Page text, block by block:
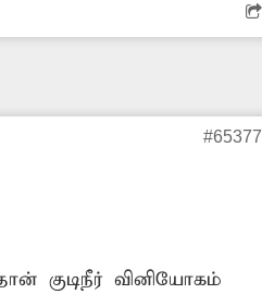
#65377
குடிநீர் வினியோகம்